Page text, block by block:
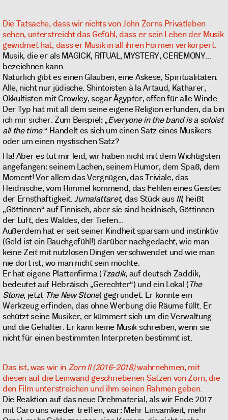
Die Tatsache, dass wir nichts von John Zorns Privatleben
sehen, unterstreicht das Gefühl, dass er sein Leben der Musik
gewidmet hat, dass er Musik in all ihren Formen verkörpert.
Musik, die er als MAGICK, RITUAL, MYSTERY, CEREMONY...
bezeichnen kann.
Natürlich gibt es einen Glauben, eine Askese, Spiritualitäten.
Alle, nicht nur jüdische. Shintoisten à la Artaud, Katharer,
Okkultisten mit Crowley, sogar Ägypter, offen für alle Winde.
Der Typ hat mit all dem seine eigene Religion erfunden, da bin
ich mir sicher. Zum Beispiel: „Everyone in the band is a soloist
all the time.“ Handelt es sich um einen Satz eines Musikers
oder um einen mystischen Satz?
Ha! Aber es tut mir leid, wir haben nicht mit dem Wichtigsten
angefangen: seinem Lachen, seinem Humor, dem Spaß, dem
Moment! Vor allem das Vergnügen, das Triviale, das
Heidnische, vom Himmel kommend, das Fehlen eines Geistes
der Ernsthaftigkeit.Jumalattaret, das Stück ausIII, heißt
„Göttinnen“ auf Finnisch, aber sie sind heidnisch, Göttinnen
der Luft, des Waldes, der Tiefen...
Außerdem hat er seit seiner Kindheit sparsam und instinktiv
(Geld ist ein Bauchgefühl!) darüber nachgedacht, wie man
keine Zeit mit nutzlosen Dingen verschwendet und wie man
nie dort ist, wo man nicht sein möchte.
Er hat eigene Plattenfirma (Tzadik, auf deutsch Zaddik,
bedeutet auf Hebräisch „Gerechter“) und ein Lokal (The
Stone, jetzt The New Stone) gegründet. Er konnte ein
Werkzeug erfinden, das ohne Werbung die Räume füllt. Er
schützt seine Musiker, er kümmert sich um die Verwaltung
und die Gehälter. Er kann keine Musik schreiben, wenn sie
nicht für einen bestimmten Interpreten bestimmt ist.
Das ist, was wir in Zorn II (2016-2018)wahrnehmen, mit
diesen auf die Leinwand geschriebenen Sätzen von Zorn, die
den Film unterstreichen und ihm seinen Rahmen geben.
Die Reaktion auf das neue Drehmaterial, als wir Ende 2017
mit Caro uns wieder treffen, war: Mehr Einsamkeit, mehr